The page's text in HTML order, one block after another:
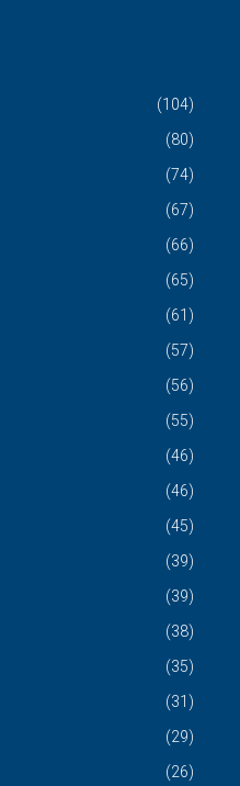
(104)
(80)
(74)
(67)
(66)
(65)
(61)
(57)
(56)
(55)
(46)
(46)
(45)
(39)
(39)
(38)
(35)
(31)
(29)
(26)